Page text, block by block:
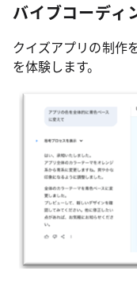
バイブコーディ
クイズアプリの制作
を体験します。